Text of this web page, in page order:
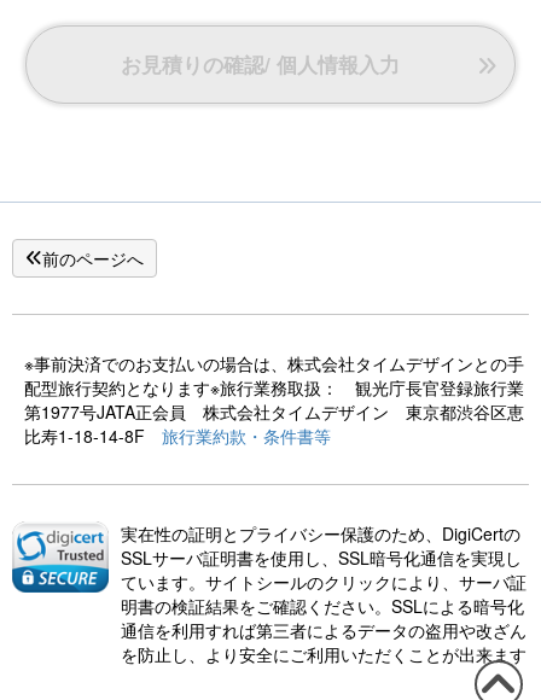
お見積りの確認/ 個人情報入力
前のページへ
※事前決済でのお支払いの場合は、株式会社タイムデザインとの手
配型旅行契約となります※旅行業務取扱： 観光庁長官登録旅行業
第1977号JATA正会員 株式会社タイムデザイン 東京都渋谷区恵
比寿1-18-14-8F 旅行業約款・条件書等
実在性の証明とプライバシー保護のため、DigiCertの
SSLサーバ証明書を使用し、SSL暗号化通信を実現し
ています。サイトシールのクリックにより、サーバ証
明書の検証結果をご確認ください。SSLによる暗号化
通信を利用すれば第三者によるデータの盗用や改ざん
を防止し、より安全にご利用いただくことが出来ます